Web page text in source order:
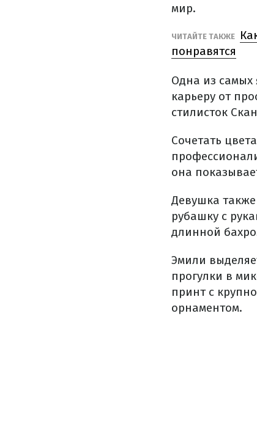
мир.
ЧИТАЙТЕ ТАКЖЕ
понравятся
Одна из самых
карьеру от
стилисток
Сочетать
она
Девушка
рубашку с
длинной
Эмили
прогулки в
принт с
орнаментом.